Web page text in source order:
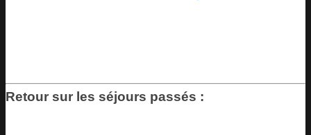
Retour sur les séjours passés :